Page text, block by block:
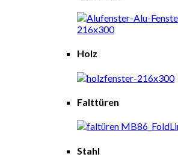
Holz
Falttüren
Stahl